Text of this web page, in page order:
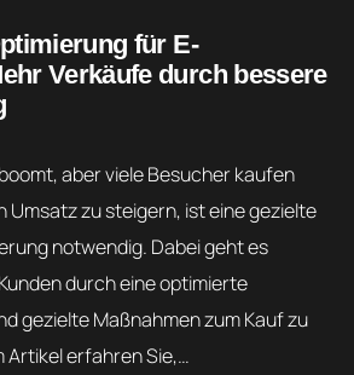
für E-
Verkäufe durch bessere
aber viele Besucher kaufen
Umsatz zu steigern, ist eine gezielte
notwendig. Dabei geht es
durch eine optimierte
gezielte Maßnahmen zum Kauf zu
Artikel erfahren Sie,…